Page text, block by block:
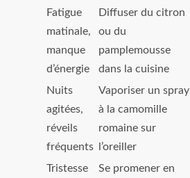
Fatigue
matinale,
manque
d’énergie
Diffuser du citron
ou du
pamplemousse
dans la cuisine
Nuits
agitées,
réveils
fréquents
Vaporiser un spray
à la camomille
romaine sur
l’oreiller
Tristesse
Se promener en